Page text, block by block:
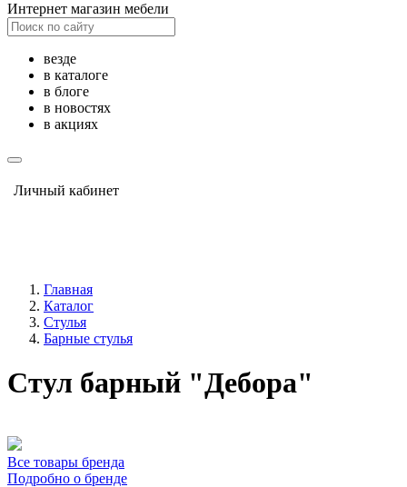
Интернет магазин мебели
везде
в каталоге
в блоге
в новостях
в акциях
Личный кабинет
Главная
Каталог
Стулья
Барные стулья
Стул барный "Дебора"
Все товары бренда
Подробно о бренде